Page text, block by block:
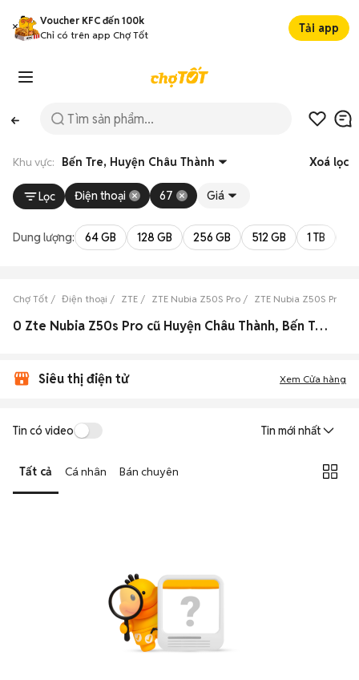
Voucher KFC đến 100k
Chỉ có trên app Chợ Tốt
Tải app
Khu vực: Bến Tre, Huyện Châu Thành Xoá lọc
Lọc Điện thoại 67 Giá
Dung lượng: 64 GB 128 GB 256 GB 512 GB 1 TB
Chợ Tốt Điện thoại ZTE ZTE Nubia Z50S Pro ZTE Nubia Z50S Pro
0 Zte Nubia Z50s Pro cũ Huyện Châu Thành, Bến Tre đẹp
Siêu thị điện tử Xem Cửa hàng
Tin có video Tin mới nhất
Tất cả Cá nhân Bán chuyên